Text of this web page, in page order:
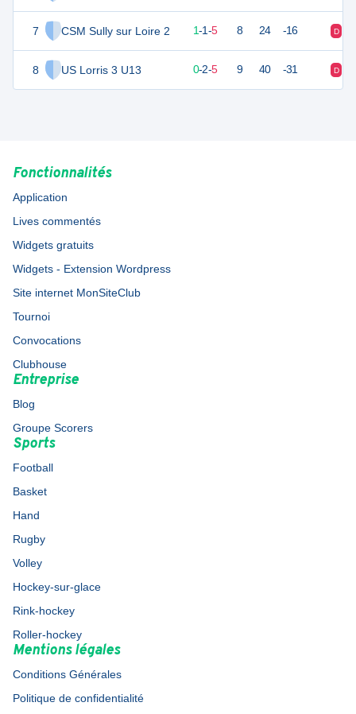
7 CSM Sully sur Loire 2
8 US Lorris 3 U13
4 7 1-1-5 8 24 -16 D
0-2-5 9 40 -31 D
Fonctionnalités
Application
Lives commentés
Widgets gratuits
Widgets - Extension Wordpress
Site internet MonSiteClub
Tournoi
Convocations
Clubhouse
Entreprise
Blog
Groupe Scorers
Sports
Football
Basket
Hand
Rugby
Volley
Hockey-sur-glace
Rink-hockey
Roller-hockey
Mentions légales
Conditions Générales
Politique de confidentialité